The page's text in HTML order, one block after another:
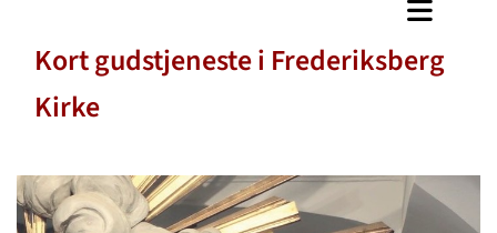
Kort gudstjeneste i Frederiksberg
Kirke